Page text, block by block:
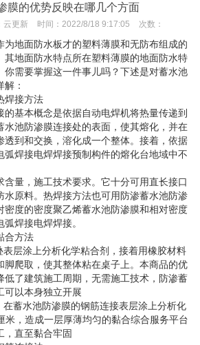
膜的优势反映在哪几个方面
云更新 时间： 2022/8/18 9:17:05 次数：
为地面防水板才的塑料薄膜和无防布组成的
其地面防水特点所在塑料薄膜的地面防水特
你需要掌握这一件事儿吗？下述是对蓄水池
：
焊接方法
的基本概念是依据自动电焊机将热量传递到
水池防渗膜连接处的表面，使其熔化，并在
透到和交换，溶化成一个整体。接着，依据
弧焊接电焊焊接预制构件的熔化台地域中不
含量，施工技术要求。它十分可用直长接口
水原料。热焊接方法也可用防渗蓄水池防渗
密度的密度聚乙烯蓄水池防渗膜和相对密度
焊接电焊焊接。
合方法
表层涂上分析化学粘合剂，接着用橡胶材料
脚爬取，使其整体粘在桌子上。本商品的优
低了建筑施工周期，无需施工技术，防渗蓄
可以本身独立开展
在蓄水池防渗膜的钢筋连接表层涂上分析化
米，造成一层厚薄均匀的黏合综合服务平台
，直至黏合牢固